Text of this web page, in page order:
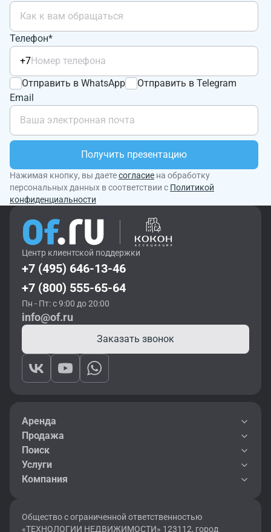
Телефон*
+7
Отправить в WhatsApp
Отправить в Telegram
Email
Получить презентацию
Нажимая кнопку, вы даетесогласие на обработку
персональных данных в соответствии с Политикой
конфиденциальности
Центр клиентской поддержки
+7 (495) 646-13-46
+7 (800) 555-65-64
Пн - Пт: с 9:00 до 20:00
info@of.ru
Заказать звонок
Аренда
Продажа
Поиск
Услуги
Компания
Общество с ограниченной ответственностью
«ТЕХНОЛОГИИ НЕДВИЖИМОСТИ» 123112, город